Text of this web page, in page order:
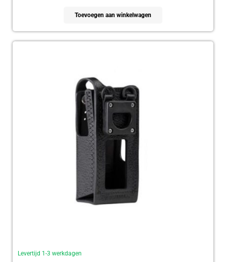
Toevoegen aan winkelwagen
Levertijd 1-3 werkdagen